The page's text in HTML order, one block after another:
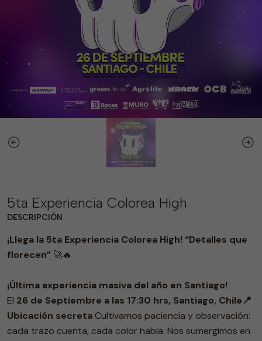
5ta Experiencia Colorea High
DESCRIPCIÓN
¡Llega la 5ta Experiencia Colorea High! “Detalles que
florecen” 🚀🔥
¡Última experiencia masiva del año en Santiago!
El 26 de Septiembre a las 17:30 hrs, Santiago, Chile📍
Ubicación secretaCultivamos paciencia y observación:
cada trazo cuenta, cada color habla. Nos sumergimos en